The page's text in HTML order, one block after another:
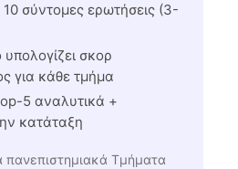
σύντομες ερωτήσεις (3-
σκορ
για κάθε τμήμα
5 αναλυτικά +
κατάταξη
πανεπιστημιακά Τμήματα